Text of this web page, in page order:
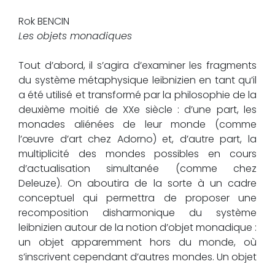
Rok BENCIN
Les objets monadiques
Tout d’abord, il s’agira d’examiner les fragments
du système métaphysique leibnizien en tant qu’il
a été utilisé et transformé par la philosophie de la
deuxième moitié de XXe siècle : d’une part, les
monades aliénées de leur monde (comme
l’œuvre d’art chez Adorno) et, d’autre part, la
multiplicité des mondes possibles en cours
d’actualisation simultanée (comme chez
Deleuze). On aboutira de la sorte à un cadre
conceptuel qui permettra de proposer une
recomposition disharmonique du système
leibnizien autour de la notion d’objet monadique :
un objet apparemment hors du monde, où
s’inscrivent cependant d’autres mondes. Un objet